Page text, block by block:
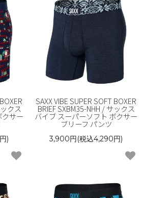
クス
サー
)
SAXX VIBE SUPER SOFT BOXER
BRIEF SXBM35-NHH / サックス
バイブ スーパーソフト ボクサー
ブリーフ パンツ
3,900円(税込4,290円)